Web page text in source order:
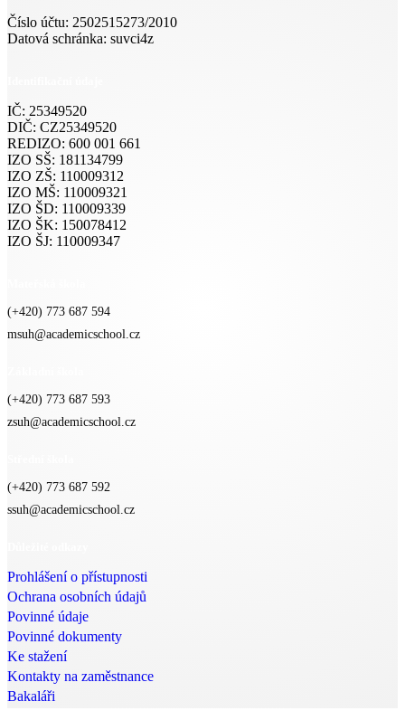
Číslo účtu: 2502515273/2010
Datová schránka: suvci4z
IČ: 25349520
DIČ: CZ25349520
REDIZO: 600 001 661
IZO SŠ: 181134799
IZO ZŠ: 110009312
IZO MŠ: 110009321
IZO ŠD: 110009339
IZO ŠK: 150078412
IZO ŠJ: 110009347
(+420) 773 687 594
msuh@academicschool.cz
(+420) 773 687 593
zsuh@academicschool.cz
(+420) 773 687 592
ssuh@academicschool.cz
Prohlášení o přístupnosti
Ochrana osobních údajů
Povinné údaje
Povinné dokumenty
Ke stažení
Kontakty na zaměstnance
Bakaláři